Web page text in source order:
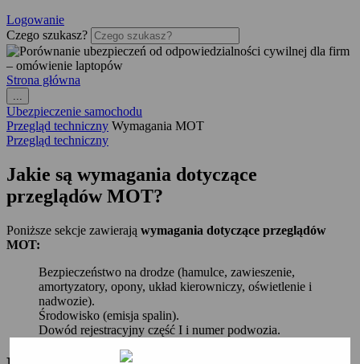
Logowanie
Czego szukasz?
Strona główna
...
Ubezpieczenie samochodu
Przegląd techniczny Wymagania MOT
Przegląd techniczny
Jakie są wymagania dotyczące
przeglądów MOT?
Poniższe sekcje zawierają wymagania dotyczące przeglądów
MOT:
Bezpieczeństwo na drodze (hamulce, zawieszenie,
amortyzatory, opony, układ kierowniczy, oświetlenie i
nadwozie).
Środowisko (emisja spalin).
Dowód rejestracyjny część I i numer podwozia.